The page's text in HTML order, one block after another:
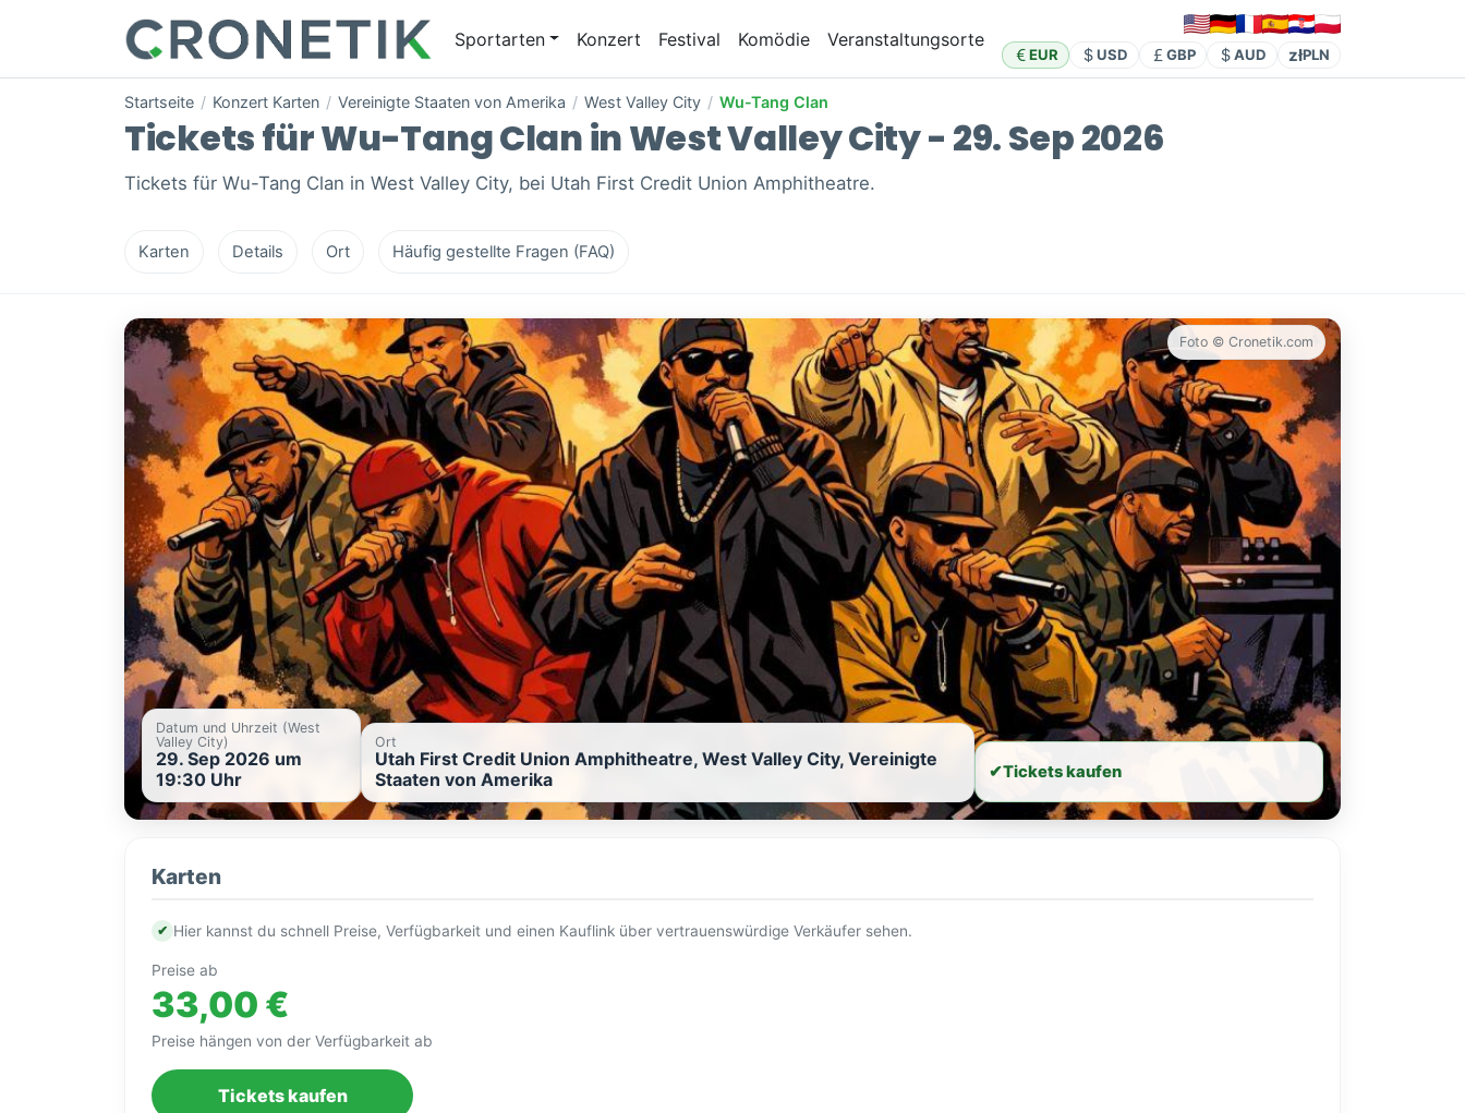
Sportarten Konzert Festival Komödie Veranstaltungsorte
EUR USD GBP AUD złPLN
Startseite / Konzert Karten / Vereinigte Staaten von Amerika / West Valley City / Wu-Tang Clan
Tickets für Wu-Tang Clan in West Valley City - 29. Sep 2026
Tickets für Wu-Tang Clan in West Valley City, bei Utah First Credit Union Amphitheatre.
Karten Details Ort Häufig gestellte Fragen (FAQ)
Foto © Cronetik.com
Datum und Uhrzeit (West
Valley City)
29. Sep 2026 um
19:30 Uhr
Ort
Utah First Credit Union Amphitheatre, West Valley City, Vereinigte
Staaten von Amerika
✔Tickets kaufen
Karten
✔ Hier kannst du schnell Preise, Verfügbarkeit und einen Kauflink über vertrauenswürdige Verkäufer sehen.
Preise ab
33,00 €
Preise hängen von der Verfügbarkeit ab
Tickets kaufen